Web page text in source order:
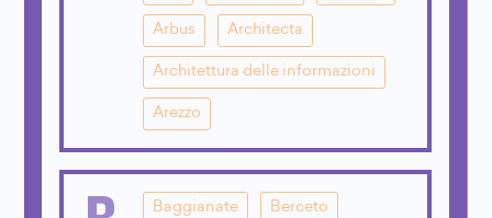
Arbus Architecta
Architettura delle informazioni
Arezzo
Baggianate Berceto